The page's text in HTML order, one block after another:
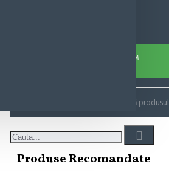
CUMPARA ACUM
Compară produsul
Produse Recomandate